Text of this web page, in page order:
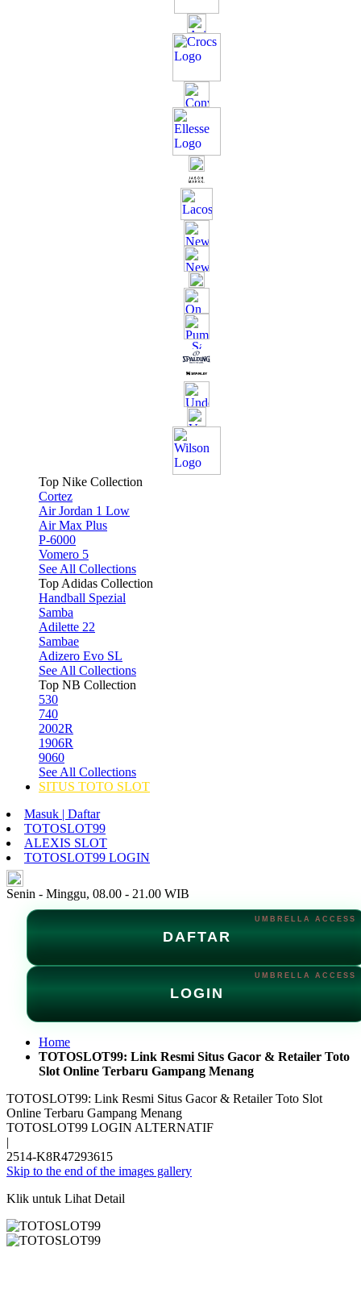
Top Nike Collection
Cortez
Air Jordan 1 Low
Air Max Plus
P-6000
Vomero 5
See All Collections
Top Adidas Collection
Handball Spezial
Samba
Adilette 22
Sambae
Adizero Evo SL
See All Collections
Top NB Collection
530
740
2002R
1906R
9060
See All Collections
SITUS TOTO SLOT
Masuk | Daftar
TOTOSLOT99
ALEXIS SLOT
TOTOSLOT99 LOGIN
Senin - Minggu, 08.00 - 21.00 WIB
DAFTAR
LOGIN
Home
TOTOSLOT99: Link Resmi Situs Gacor & Retailer Toto
Slot Online Terbaru Gampang Menang
TOTOSLOT99: Link Resmi Situs Gacor & Retailer Toto Slot
Online Terbaru Gampang Menang
TOTOSLOT99 LOGIN ALTERNATIF
|
2514-K8R47293615
Skip to the end of the images gallery
Klik untuk Lihat Detail